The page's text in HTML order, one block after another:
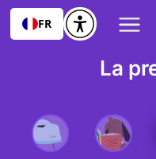
FR
La